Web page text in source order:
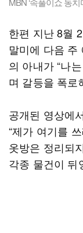
한편 지난 8월
말미에 다음 주
의 아내가 “나
며 갈등을 폭로
공개된 영상에
“제가 여기를
옷방은 정리되
각종 물건이 뒤